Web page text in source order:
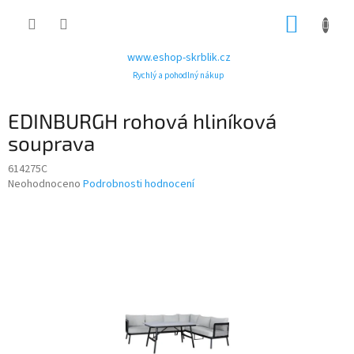
www.eshop-skrblik.cz
Rychlý a pohodlný nákup
EDINBURGH rohová hliníková
souprava
614275C
Průměrné
Neohodnoceno Podrobnosti hodnocení